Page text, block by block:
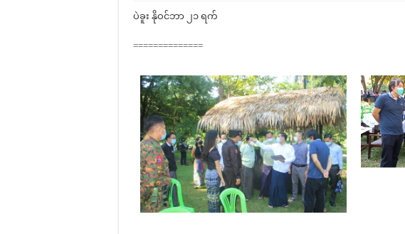
ပဲခူး နိုဝင်ဘာ ၂၁ ရက်
==============